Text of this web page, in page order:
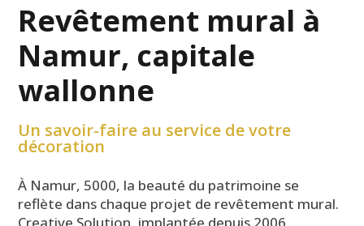
Revêtement mural à
Namur, capitale
wallonne
Un savoir-faire au service de votre
décoration
À Namur, 5000, la beauté du patrimoine se
reflète dans chaque projet de revêtement mural.